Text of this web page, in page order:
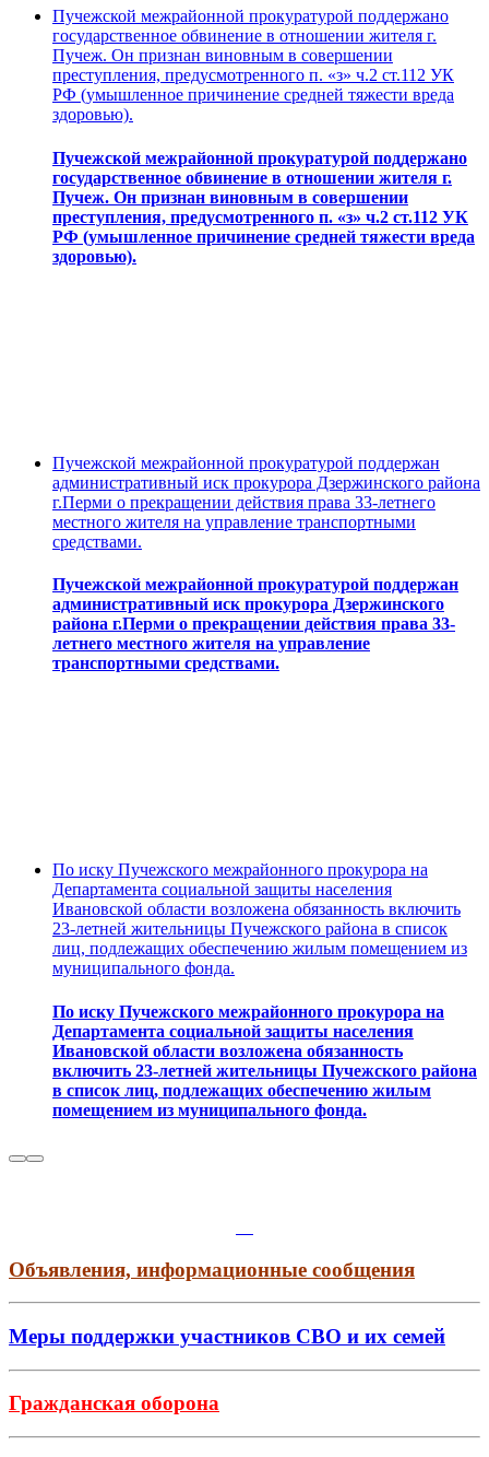
Пучежской межрайонной прокуратурой поддержано
государственное обвинение в отношении жителя г.
Пучеж. Он признан виновным в совершении
преступления, предусмотренного п. «з» ч.2 ст.112 УК
РФ (умышленное причинение средней тяжести вреда
здоровью).
Пучежской межрайонной прокуратурой поддержано
государственное обвинение в отношении жителя г.
Пучеж. Он признан виновным в совершении
преступления, предусмотренного п. «з» ч.2 ст.112 УК
РФ (умышленное причинение средней тяжести вреда
здоровью).
Пучежской межрайонной прокуратурой поддержан
административный иск прокурора Дзержинского района
г.Перми о прекращении действия права 33-летнего
местного жителя на управление транспортными
средствами.
Пучежской межрайонной прокуратурой поддержан
административный иск прокурора Дзержинского
района г.Перми о прекращении действия права 33-
летнего местного жителя на управление
транспортными средствами.
По иску Пучежского межрайонного прокурора на
Департамента социальной защиты населения
Ивановской области возложена обязанность включить
23-летней жительницы Пучежского района в список
лиц, подлежащих обеспечению жилым помещением из
муниципального фонда.
По иску Пучежского межрайонного прокурора на
Департамента социальной защиты населения
Ивановской области возложена обязанность
включить 23-летней жительницы Пучежского района
в список лиц, подлежащих обеспечению жилым
помещением из муниципального фонда.
Объявления, информационные сообщения
Меры поддержки участников СВО и их семей
Гражданская оборона